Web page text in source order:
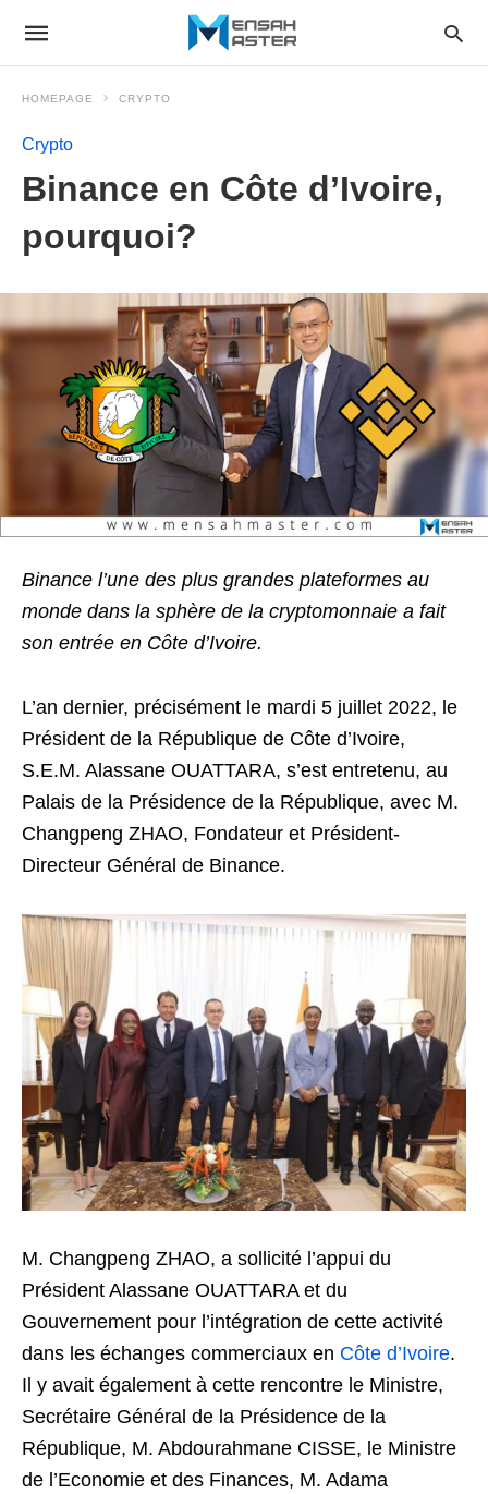
HOMEPAGE CRYPTO
Crypto
Binance en Côte d’Ivoire,
pourquoi?
Binance l’une des plus grandes plateformes au
monde dans la sphère de la cryptomonnaie a fait
son entrée en Côte d’Ivoire.
L’an dernier, précisément le mardi 5 juillet 2022, le
Président de la République de Côte d’Ivoire,
S.E.M. Alassane OUATTARA, s’est entretenu, au
Palais de la Présidence de la République, avec M.
Changpeng ZHAO, Fondateur et Président-
Directeur Général de Binance.
M. Changpeng ZHAO, a sollicité l’appui du
Président Alassane OUATTARA et du
Gouvernement pour l’intégration de cette activité
dans les échanges commerciaux en Côte d’Ivoire.
Il y avait également à cette rencontre le Ministre,
Secrétaire Général de la Présidence de la
République, M. Abdourahmane CISSE, le Ministre
de l’Economie et des Finances, M. Adama